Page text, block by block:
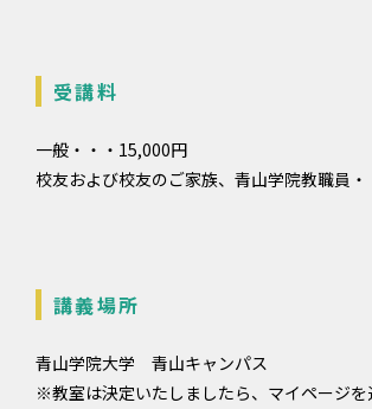
受講料
一般・・・15,000円
校友および校友のご家族、青山学院教職員
講義場所
青山学院大学 青山キャンパス
※教室は決定いたしましたら、マイページ